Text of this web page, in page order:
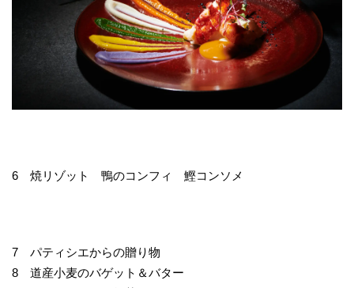
6 焼リゾット 鴨のコンフィ 鰹コンソメ
7 パティシエからの贈り物
8 道産小麦のバゲット＆バター